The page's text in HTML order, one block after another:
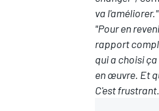
va l'améliorer."
"Pour en
rapport
qui a choisi
en œuvre. Et
C'est